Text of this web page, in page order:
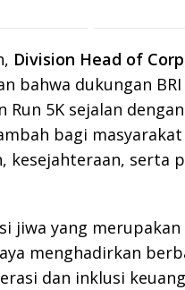
Division Head of
bahwa dukungan
Run 5K sejalan
bagi
kesejahteraan, serta
jiwa yang
menghadirkan
dan inklusi